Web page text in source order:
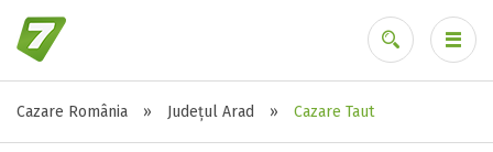
Cazare România » Județul Arad » Cazare Taut
Stele / margarete